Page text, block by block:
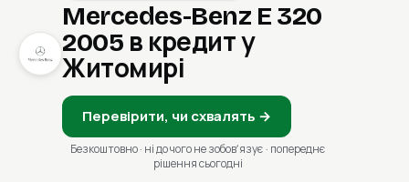
Mercedes-Benz E 320
2005 в кредит у
Житомирі
Перевірити, чи схвалять →
Безкоштовно · ні до чого не зобовʼязує · попереднє
рішення сьогодні